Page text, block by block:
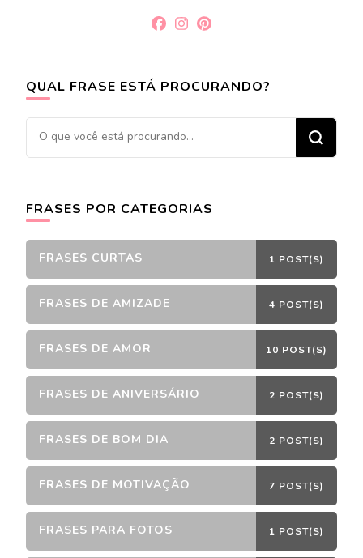
QUAL FRASE ESTÁ PROCURANDO?
Procurando
algo?
FRASES POR CATEGORIAS
FRASES CURTAS 1 POST(S)
FRASES DE AMIZADE 4 POST(S)
FRASES DE AMOR 10 POST(S)
FRASES DE ANIVERSÁRIO 2 POST(S)
FRASES DE BOM DIA 2 POST(S)
FRASES DE MOTIVAÇÃO 7 POST(S)
FRASES PARA FOTOS 1 POST(S)